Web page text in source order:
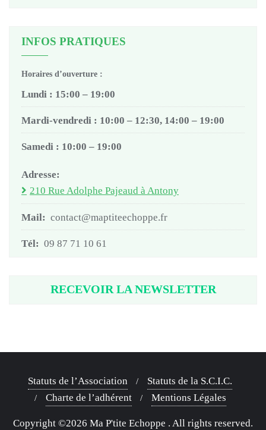
INFOS PRATIQUES
Horaires d’ouverture :
Lundi : 15:00 – 19:00
Mardi-vendredi : 10:00 – 12:30, 14:00 – 19:00
Samedi : 10:00 – 19:00
Adresse:
210 Rue Adolphe Pajeaud à Antony
Mail: contact@maptiteechoppe.fr
Tél: 09 87 71 10 61
RECEVOIR LA NEWSLETTER
Statuts de l’Association
Statuts de la S.C.I.C.
Charte de l’adhérent
Mentions Légales
Copyright ©2026 Ma P'tite Echoppe . All rights reserved.